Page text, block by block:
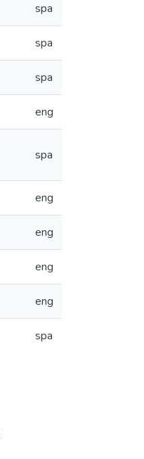
spa
spa
spa
eng
spa
eng
eng
eng
eng
spa